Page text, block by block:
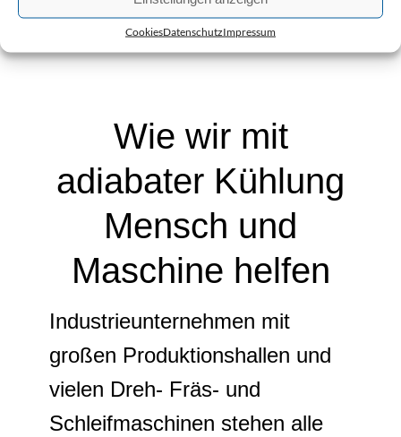
CookiesDatenschutzImpressum
Wie wir mit
adiabater Kühlung
Mensch und
Maschine helfen
Industrieunternehmen mit
großen Produktionshallen und
vielen Dreh- Fräs- und
Schleifmaschinen stehen alle